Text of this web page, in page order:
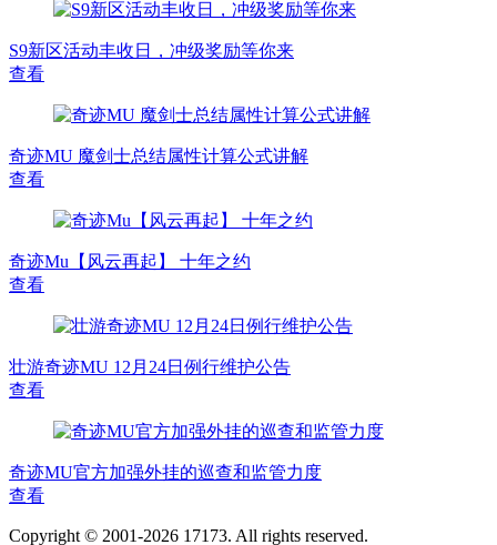
S9新区活动丰收日，冲级奖励等你来
查看
奇迹MU 魔剑士总结属性计算公式讲解
查看
奇迹Mu【风云再起】 十年之约
查看
壮游奇迹MU 12月24日例行维护公告
查看
奇迹MU官方加强外挂的巡查和监管力度
查看
Copyright © 2001-2026 17173. All rights reserved.